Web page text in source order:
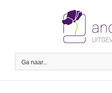
Ga naar...